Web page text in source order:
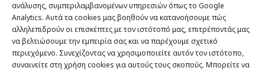
ανάλυσης, συμπεριλαμβανομένων υπηρεσιών όπως το Google
Analytics. Αυτά τα cookies μας βοηθούν να κατανοήσουμε πώς
αλληλεπιδρούν οι επισκέπτες με τον ιστότοπό μας, επιτρέποντάς μας
να βελτιώσουμε την εμπειρία σας και να παρέχουμε σχετικό
περιεχόμενο. Συνεχίζοντας να χρησιμοποιείτε αυτόν τον ιστότοπο,
συναινείτε στη χρήση cookies για αυτούς τους σκοπούς. Μπορείτε να
Οργάνωσε το ταξίδι σου
CITY and CULTURE